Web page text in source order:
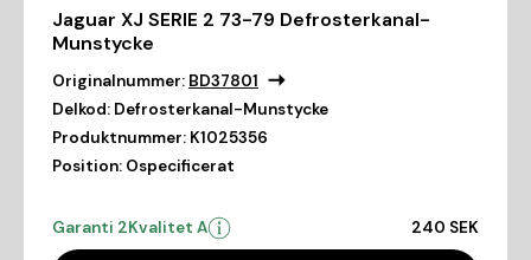
Jaguar XJ SERIE 2 73-79 Defrosterkanal-
Munstycke
Originalnummer: BD37801
Delkod: Defrosterkanal-Munstycke
Produktnummer: K1025356
Position: Ospecificerat
Garanti 2Kvalitet A 240 SEK